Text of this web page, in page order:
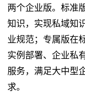
两个企业版。标准
知识，实现私域知
业规范；专属版在
实例部署、企业私
服务，满足大中型
求。